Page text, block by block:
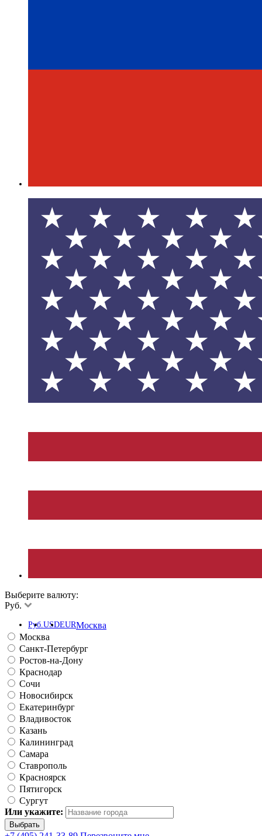
Выберите валюту:
Руб.
Руб.USDEURМосква
Москва
Санкт-Петербург
Ростов-на-Дону
Краснодар
Сочи
Новосибирск
Екатеринбург
Владивосток
Казань
Калининград
Самара
Ставрополь
Красноярск
Пятигорск
Сургут
Или укажите: